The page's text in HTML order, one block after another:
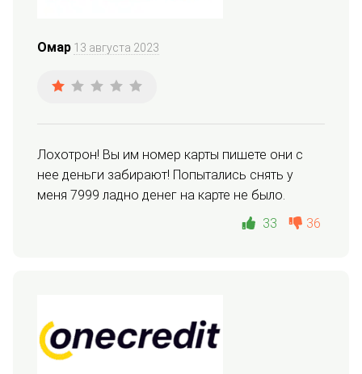
Омар 13 августа 2023
Лохотрон! Вы им номер карты пишете они с
нее деньги забирают! Попытались снять у
меня 7999 ладно денег на карте не было.
33
36